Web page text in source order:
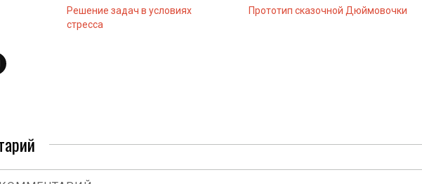
Решение задач в условиях
стресса
Прототип сказочной Дюймовочки